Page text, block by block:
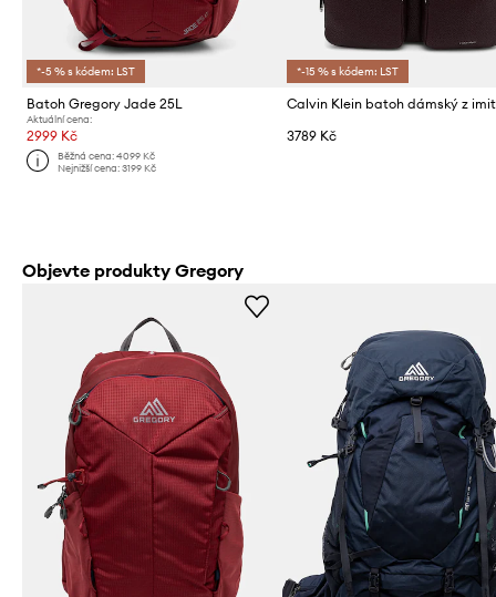
*-5 % s kódem: LST
Batoh Gregory Jade 25L
Aktuální cena:
2999 Kč
Běžná cena:4099 Kč
Nejnižší cena:3199 Kč
*-15 % s kódem: LST
3789 Kč
Objevte produkty Gregory